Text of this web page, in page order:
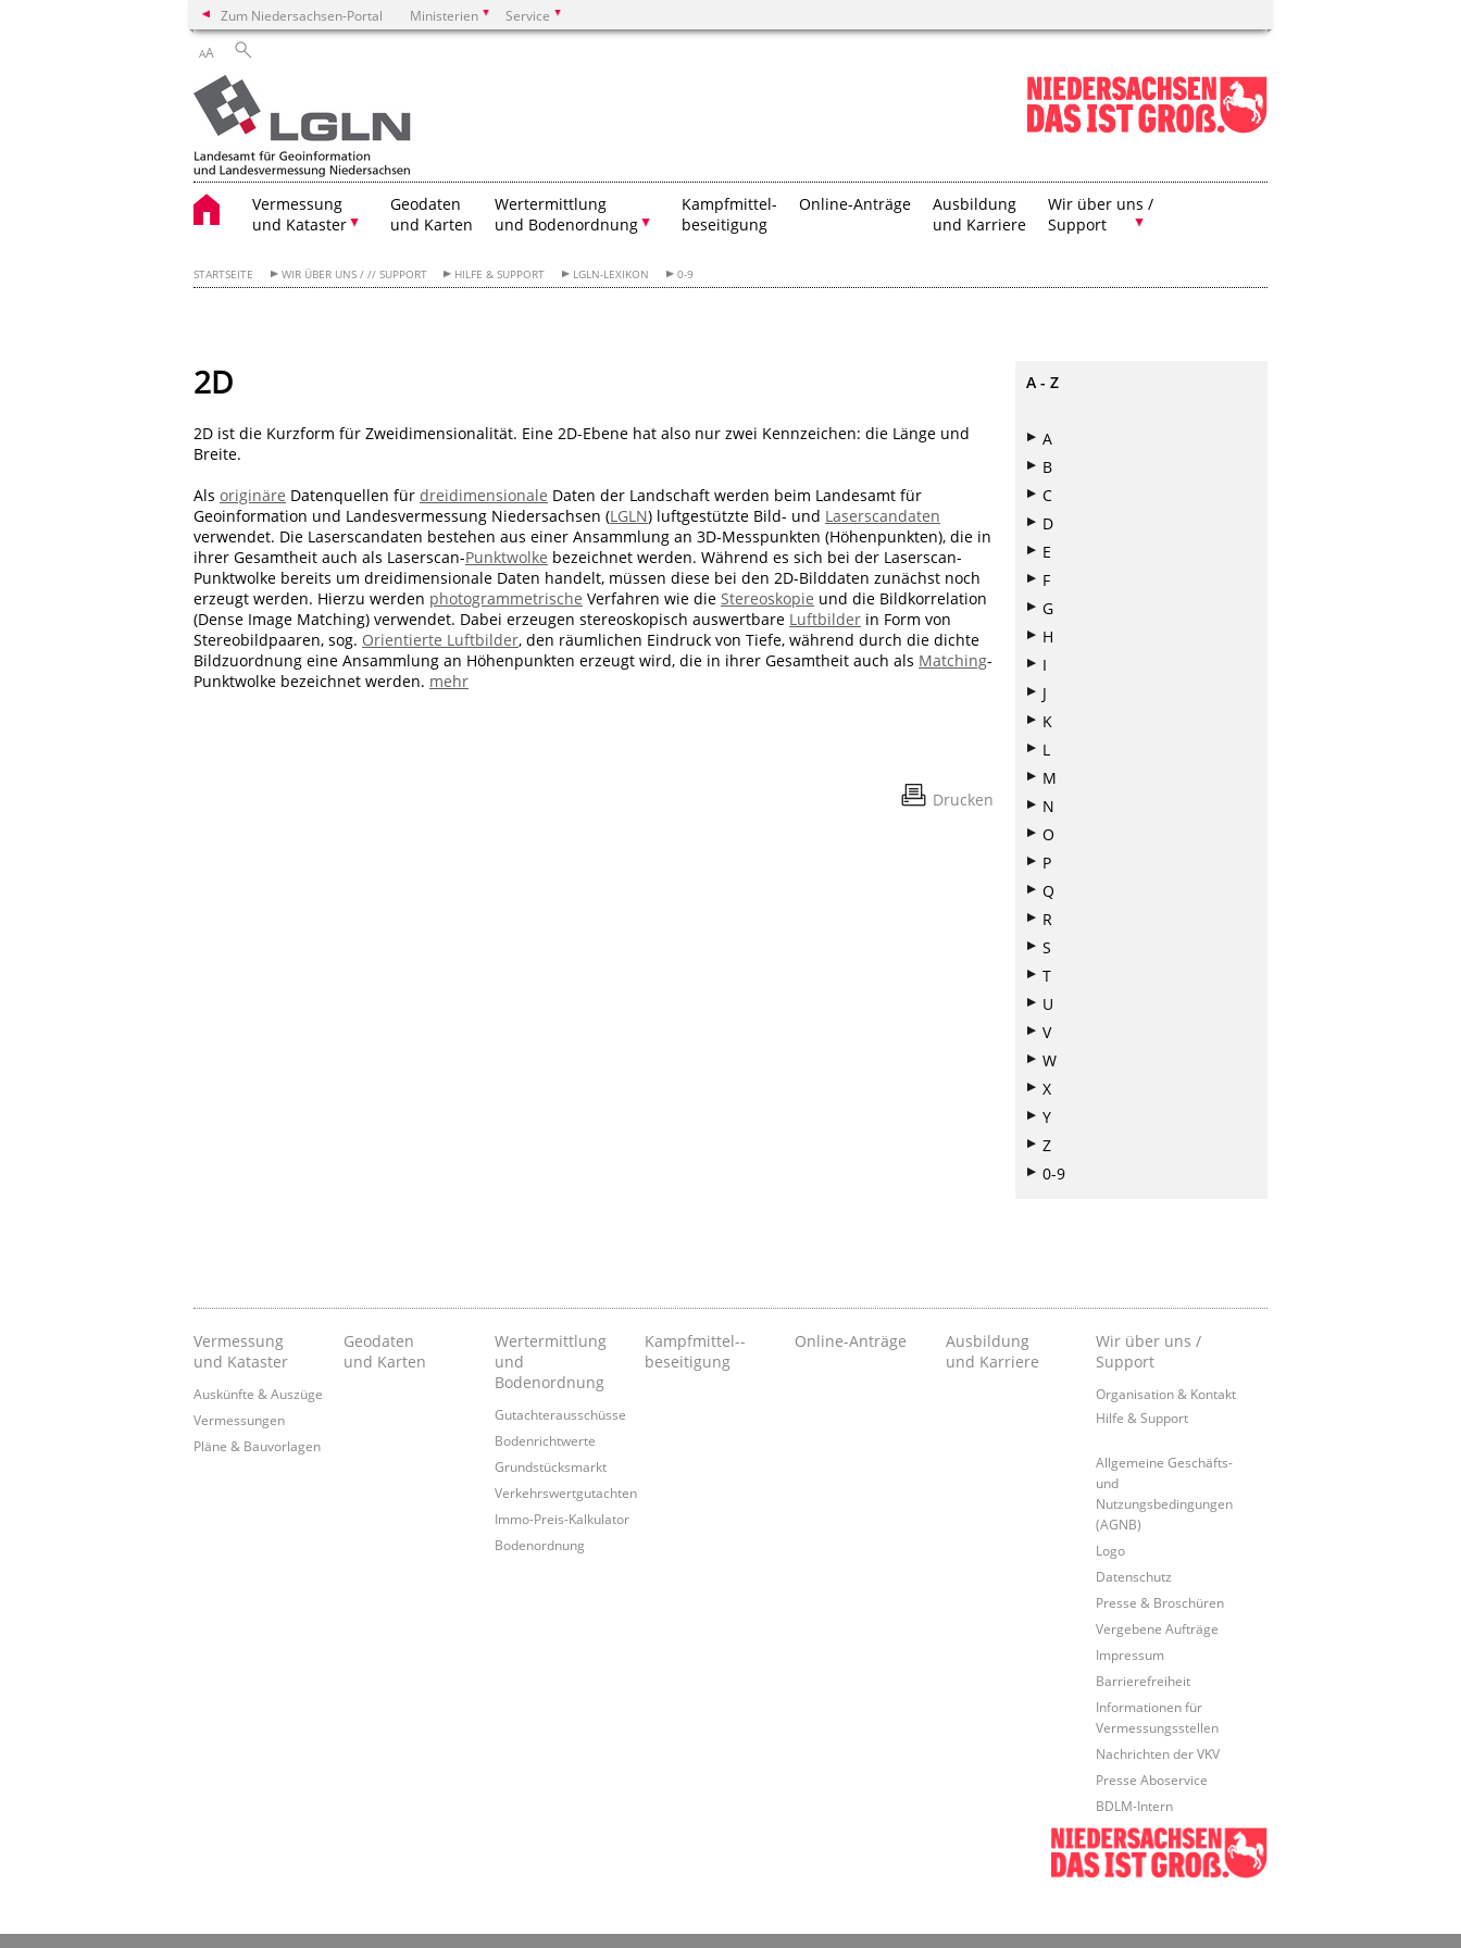
Zum Niedersachsen-Portal Ministerien Service
AA
Vermessung
und Kataster
Geodaten
und Karten
Wertermittlung
und Bodenordnung
Kampfmittel-
beseitigung
Online-Anträge
Ausbildung
und Karriere
Wir über uns /
Support
STARTSEITE WIR ÜBER UNS / // SUPPORT HILFE & SUPPORT LGLN-LEXIKON 0-9
2D
2D ist die Kurzform für Zweidimensionalität. Eine 2D-Ebene hat also nur zwei Kennzeichen: die Länge und
Breite.
Als originäre Datenquellen für dreidimensionale Daten der Landschaft werden beim Landesamt für
Geoinformation und Landesvermessung Niedersachsen (LGLN) luftgestützte Bild- und Laserscandaten
verwendet. Die Laserscandaten bestehen aus einer Ansammlung an 3D-Messpunkten (Höhenpunkten), die in
ihrer Gesamtheit auch als Laserscan-Punktwolke bezeichnet werden. Während es sich bei der Laserscan-
Punktwolke bereits um dreidimensionale Daten handelt, müssen diese bei den 2D-Bilddaten zunächst noch
erzeugt werden. Hierzu werden photogrammetrische Verfahren wie die Stereoskopie und die Bildkorrelation
(Dense Image Matching) verwendet. Dabei erzeugen stereoskopisch auswertbare Luftbilder in Form von
Stereobildpaaren, sog. Orientierte Luftbilder, den räumlichen Eindruck von Tiefe, während durch die dichte
Bildzuordnung eine Ansammlung an Höhenpunkten erzeugt wird, die in ihrer Gesamtheit auch als Matching-
Punktwolke bezeichnet werden. mehr
Drucken
A - Z
A
B
C
D
E
F
G
H
I
J
K
L
M
N
O
P
Q
R
S
T
U
V
W
X
Y
Z
0-9
Vermessung
und Kataster
Auskünfte & Auszüge
Vermessungen
Pläne & Bauvorlagen
Geodaten
und Karten
Wertermittlung
und
Bodenordnung
Gutachterausschüsse
Bodenrichtwerte
Grundstücksmarkt
Verkehrswertgutachten
Immo-Preis-Kalkulator
Bodenordnung
Kampfmittel-­
beseitigung
Online-Anträge
Ausbildung
und Karriere
Wir über uns /
Support
Organisation & Kontakt
Hilfe & Support
Allgemeine Geschäfts-
und
Nutzungsbedingungen
(AGNB)
Logo
Datenschutz
Presse & Broschüren
Vergebene Aufträge
Impressum
Barrierefreiheit
Informationen für
Vermessungsstellen
Nachrichten der VKV
Presse Aboservice
BDLM-Intern